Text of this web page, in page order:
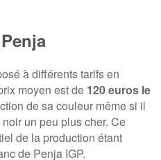
à différents tarifs en
moyen est de 120 euros le
de sa couleur même si il
un peu plus cher. Ce
de la production étant
de Penja IGP.